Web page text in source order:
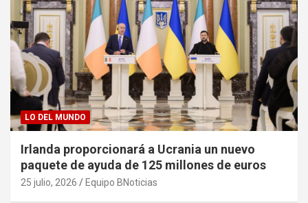
LO DEL MUNDO
Irlanda proporcionará a Ucrania un nuevo
paquete de ayuda de 125 millones de euros
25 julio, 2026 Equipo BNoticias